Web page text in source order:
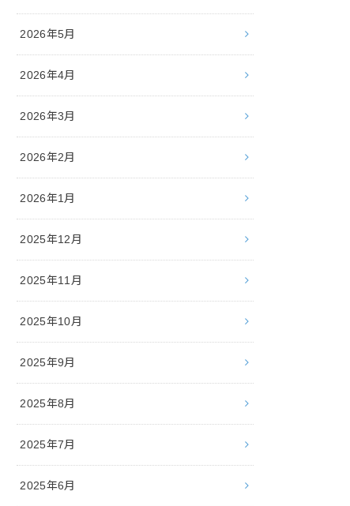
2026年5月
2026年4月
2026年3月
2026年2月
2026年1月
2025年12月
2025年11月
2025年10月
2025年9月
2025年8月
2025年7月
2025年6月